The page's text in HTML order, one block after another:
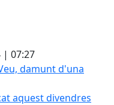
| 07:27
damunt d'una taula.
aquest divendres